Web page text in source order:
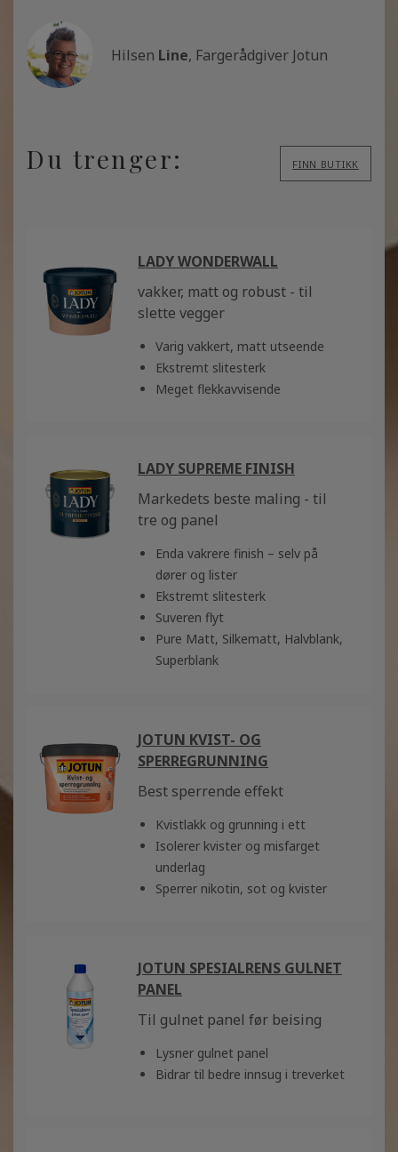
Hilsen Line, Fargerådgiver Jotun
Du trenger: FINN BUTIKK
LADY WONDERWALL
vakker, matt og robust - til
slette vegger
Varig vakkert, matt utseende
Ekstremt slitesterk
Meget flekkavvisende
LADY SUPREME FINISH
Markedets beste maling - til
tre og panel
Enda vakrere finish – selv på
dører og lister
Ekstremt slitesterk
Suveren flyt
Pure Matt, Silkematt, Halvblank,
Superblank
JOTUN KVIST- OG
SPERREGRUNNING
Best sperrende effekt
Kvistlakk og grunning i ett
Isolerer kvister og misfarget
underlag
Sperrer nikotin, sot og kvister
JOTUN SPESIALRENS GULNET
PANEL
Til gulnet panel før beising
Lysner gulnet panel
Bidrar til bedre innsug i treverket